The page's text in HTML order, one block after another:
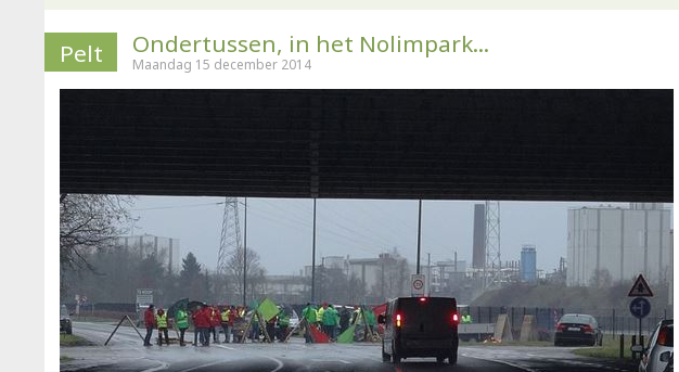
Pelt Ondertussen, in het Nolimpark...
Maandag 15 december 2014